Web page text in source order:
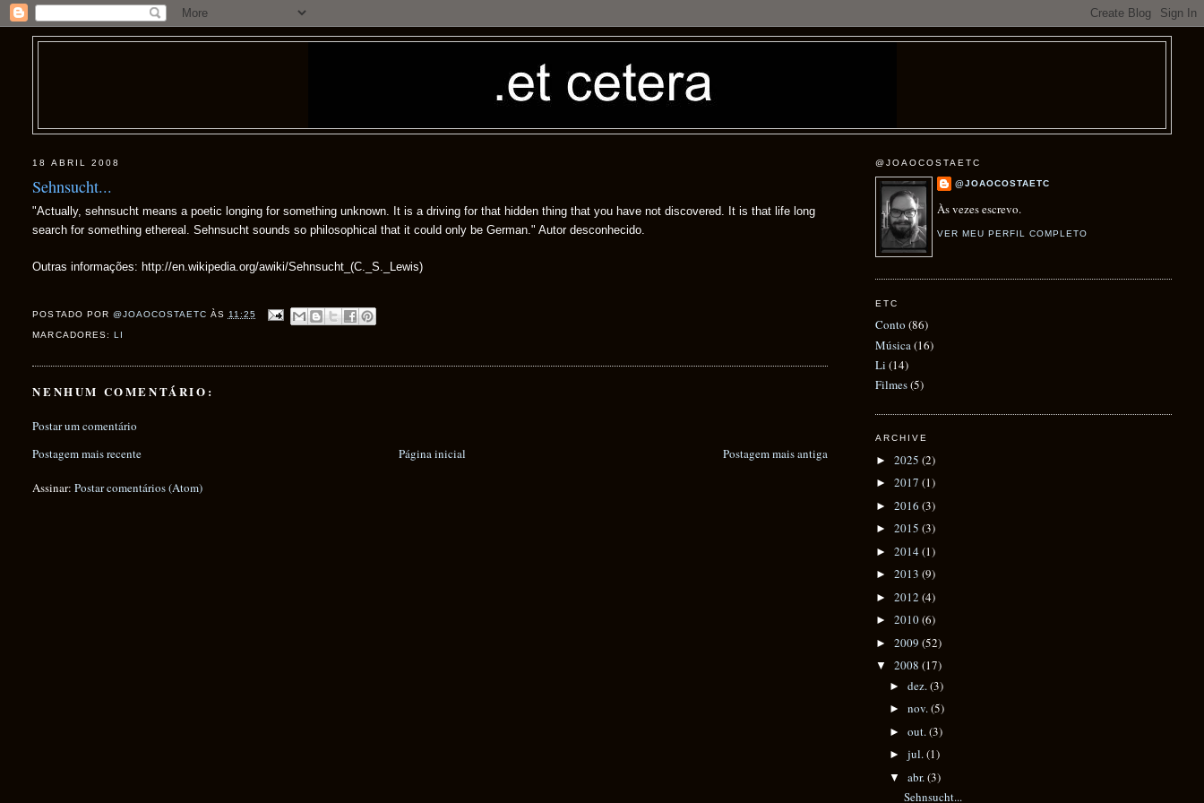
18 ABRIL 2008
Sehnsucht...
"Actually, sehnsucht means a poetic longing for something unknown. It is a driving for that hidden thing that you have not discovered. It is that life long
search for something ethereal. Sehnsucht sounds so philosophical that it could only be German." Autor desconhecido.
Outras informações: http://en.wikipedia.org/awiki/Sehnsucht_(C._S._Lewis)
POSTADO POR @JOAOCOSTAETC ÀS 11:25
MARCADORES: LI
NENHUM COMENTÁRIO:
Postar um comentário
Postagem mais recente
Postagem mais antiga
Página inicial
Assinar:Postar comentários (Atom)
@JOAOCOSTAETC
@JOAOCOSTAETC
Às vezes escrevo.
VER MEU PERFIL COMPLETO
ETC
Conto (86)
Música(16)
Li (14)
Filmes(5)
ARCHIVE
► 2025 (2)
► 2017 (1)
► 2016 (3)
► 2015 (3)
► 2014(1)
► 2013 (9)
► 2012 (4)
► 2010(6)
► 2009 (52)
▼ 2008 (17)
►dez.(3)
►nov.(5)
►out.(3)
►jul.(1)
▼abr.(3)
Sehnsucht...